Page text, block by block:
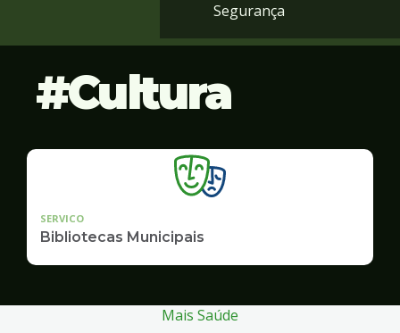
Segurança
Cultura
SERVICO
Bibliotecas Municipais
Mais Saúde